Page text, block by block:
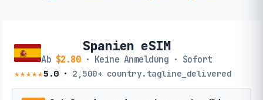
Spanien eSIM
Ab $2.80· Keine Anmeldung · Sofort
★★★★★5.0· 2,500+ country.tagline_delivered